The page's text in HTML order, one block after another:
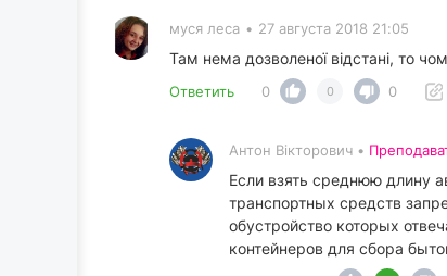
муся леса • 27 августа 2018 21:05
Там нема дозволеної відстані, то
Ответить 0 0 0
Антон Вікторович •
Если взять среднюю длину
транспортных средств
обустройство которых
контейнеров для сбора